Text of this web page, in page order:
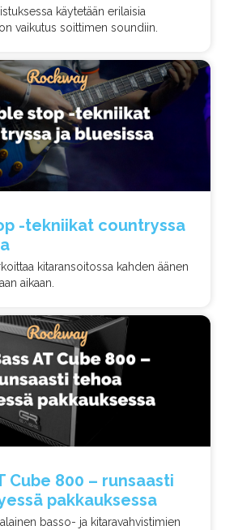
käytetään erilaisia
vaikutus soittimen soundiin.
-tekniikat countryssa
kitaransoitossa kahden äänen
aikaan.
Cube 800 – runsaasti
pakkauksessa
basso- ja kitaravahvistimien